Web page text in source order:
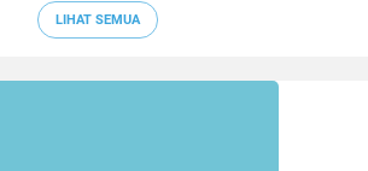
LIHAT SEMUA